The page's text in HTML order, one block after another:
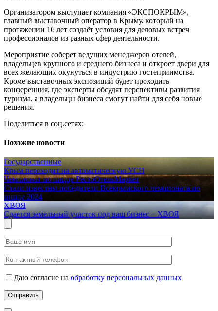
Организатором выступает компания «ЭКСПОКРЫМ»,
главный выставочный оператор в Крыму, который на
протяжении 16 лет создаёт условия для деловых встреч
профессионалов из разных сфер деятельности.
Мероприятие соберет ведущих менеджеров отелей,
владельцев крупного и среднего бизнеса и откроет двери для
всех желающих окунуться в индустрию гостеприимства.
Кроме выставочных экспозиций будет проходить
конференция, где эксперты обсудят перспективы развития
туризма, а владельцы бизнеса смогут найти для себя новые
решения.
Поделиться в соц.сетях:
Похожие новости
Государственные
Крым переходит на автоматическую УСН
Чемпионат по пиццеРестоОтельМаркет
Стали известны победители Всекрымского чемпионата по
пицце 2024
ХВОЯ
Сдается земельный участок под ваш бизнес – ХВОЯ
Даю согласие на обработку персональных данных